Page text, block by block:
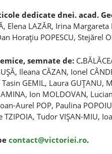
dedicate dnei. acad.
Elena LAZĂR, Irina
Horaţiu POPESCU, Stejărel
semnate de: C.
Ileana CĂZAN, Ionel
GEMIL, Laura GUŢANU,
Ion MOLDOVAN,
Aurel POP, Paulina
TZIPOIA, Tudor VIŞAN-MIU,
contact@victoriei.ro.